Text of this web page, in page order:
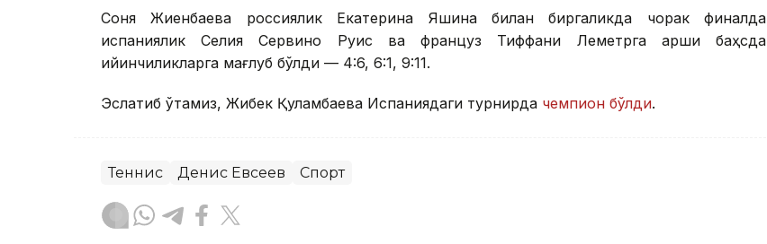
Соня Жиенбаева россиялик Екатерина Яшина билан биргаликда чорак финалда
испаниялик Селия Сервино Руис ва француз Тиффани Леметрга қарши баҳсда
қийинчиликларга мағлуб бўлди — 4:6, 6:1, 9:11.
Эслатиб ўтамиз, Жибек Қуламбаева Испаниядаги турнирда чемпион бўлди.
Теннис Денис Евсеев Спорт